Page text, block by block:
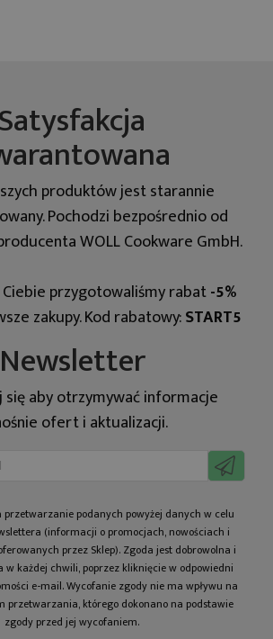
Satysfakcja
produktów jest starannie
Pochodzi bezpośrednio od
WOLL Cookware GmbH.
przygotowaliśmy rabat-5%
zakupy. Kod rabatowy:START5
Newsletter
aby otrzymywać informacje
ofert i aktualizacji.
po­da­nych powyżej danych w celu
(informacji o promocjach, nowościach i
przez Sklep). Zgoda jest dobrowolna i
w każdej chwili, poprzez kliknięcie w odpowiedni
e-mail. Wycofanie zgody nie ma wpływu na
przetwarzania, którego dokonano na podstawie
zgody przed jej wycofaniem.